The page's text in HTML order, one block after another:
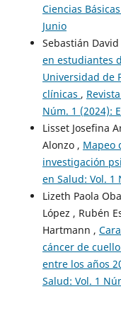
Ciencias
Junio
Sebastián
en estudiantes
Universidad de
clínicas ,
Núm. 1 (2024):
Lisset Josefina
Alonzo , Mapeo
investigación
en Salud: Vol. 1
Lizeth Paola
López , Rubén
Hartmann ,
cáncer de
entre los años
Salud: Vol. 1